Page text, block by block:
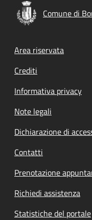
Comune di
Footer menu
Area riservata
Crediti
Informativa privacy
Note legali
Dichiarazione di
Contatti
Prenotazione
Richiedi assistenza
Statistiche del portale